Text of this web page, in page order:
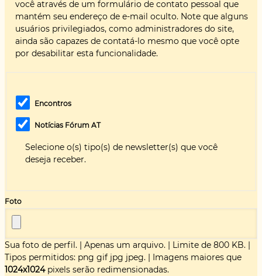
você através de um formulário de contato pessoal que
mantém seu endereço de e-mail oculto. Note que alguns
usuários privilegiados, como administradores do site,
ainda são capazes de contatá-lo mesmo que você opte
por desabilitar esta funcionalidade.
Encontros
Notícias Fórum AT
Selecione o(s) tipo(s) de newsletter(s) que você
deseja receber.
Foto
Sua foto de perfil. | Apenas um arquivo. | Limite de 800 KB. |
Tipos permitidos: png gif jpg jpeg. | Imagens maiores que
1024x1024pixels serão redimensionadas.